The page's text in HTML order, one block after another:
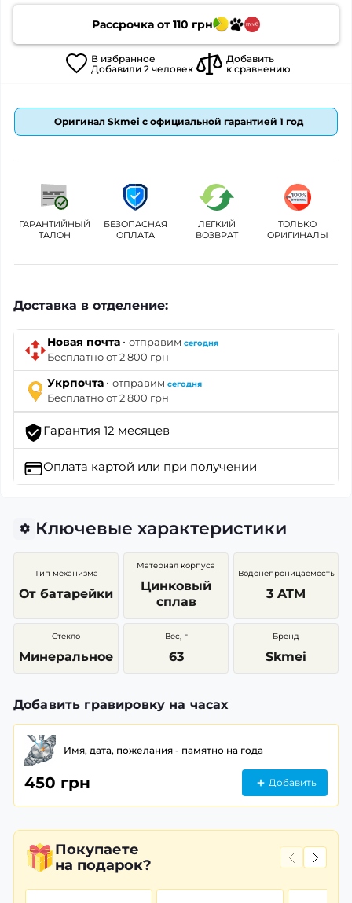
Рассрочка от110 грн
В избранное
Добавили 2 человек
Добавить
к сравнению
Оригинал Skmei с официальной гарантией 1 год
ГАРАНТИЙНЫЙ
ТАЛОН
БЕЗОПАСНАЯ
ОПЛАТА
ЛЕГКИЙ
ВОЗВРАТ
ТОЛЬКО
ОРИГИНАЛЫ
Доставка в отделение:
Новая почта · отправим сегодня
Бесплатно от 2 800 грн
Укрпочта · отправим сегодня
Бесплатно от 2 800 грн
Гарантия 12 месяцев
Оплата картой или при получении
Ключевые характеристики
Тип механизма
От батарейки
Материал корпуса
Цинковый
сплав
Водонепроницаемость
3 ATM
Стекло
Минеральное
Вес, г
63
Бренд
Skmei
Добавить гравировку на часах
Имя, дата, пожелания - памятно на года
450 грн Добавить
Покупаете
на подарок?